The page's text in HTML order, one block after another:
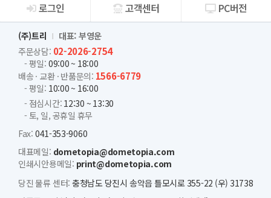
회사소개
로그인 고객센터 PC버전
(주)트리
대표: 부영운
주문상담: 02-2026-2754
- 평일: 09:00 ~ 18:00
배송 · 교환 · 반품문의: 1566-6779
- 평일: 10:00 ~ 16:00
- 점심시간: 12:30 ~ 13:30
- 토, 일, 공휴일 휴무
Fax: 041-353-9060
대표메일: dometopia@dometopia.com
인쇄시안용메일: print@dometopia.com
당진 물류 센터: 충청남도 당진시 송악읍 틀모시로 355-22 (우) 31738